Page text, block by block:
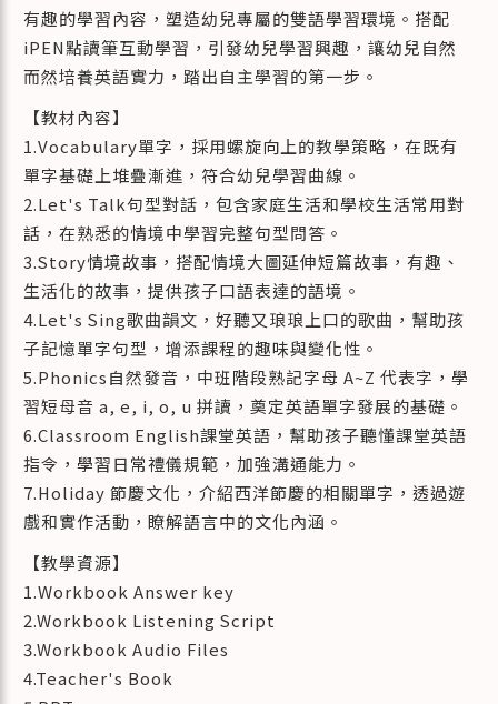
有趣的學習內容，塑造幼兒專屬的雙語學習環境。搭配
iPEN點讀筆互動學習，引發幼兒學習興趣，讓幼兒自然
而然培養英語實力，踏出自主學習的第一步。
【教材內容】
1.Vocabulary單字，採用螺旋向上的教學策略，在既有
單字基礎上堆疊漸進，符合幼兒學習曲線。
2.Let's Talk句型對話，包含家庭生活和學校生活常用對
話，在熟悉的情境中學習完整句型問答。
3.Story情境故事，搭配情境大圖延伸短篇故事，有趣、
生活化的故事，提供孩子口語表達的語境。
4.Let's Sing歌曲韻文，好聽又琅琅上口的歌曲，幫助孩
子記憶單字句型，增添課程的趣味與變化性。
5.Phonics自然發音，中班階段熟記字母 A~Z 代表字，學
習短母音 a, e, i, o, u 拼讀，奠定英語單字發展的基礎。
6.Classroom English課堂英語，幫助孩子聽懂課堂英語
指令，學習日常禮儀規範，加強溝通能力。
7.Holiday 節慶文化，介紹西洋節慶的相關單字，透過遊
戲和實作活動，瞭解語言中的文化內涵。
【教學資源】
1.Workbook Answer key
2.Workbook Listening Script
3.Workbook Audio Files
4.Teacher's Book